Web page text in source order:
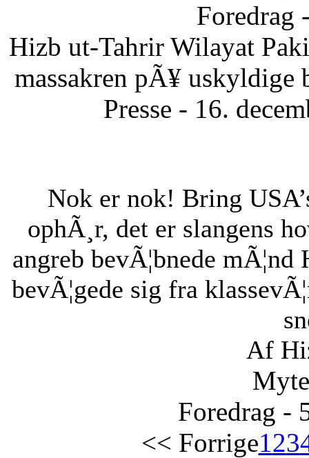
Foredrag
Hizb ut-Tahrir Wilayat
massakren pÃ¥ uskyldige
Presse - 16.
Nok er nok! Bring
ophÃ¸r, det er slangens
angreb bevÃ¦bnede
bevÃ¦gede sig fra
Af
Foredrag -
<< Forrige123